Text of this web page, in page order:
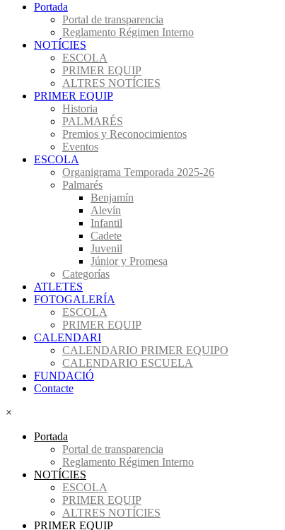
Portada
Portal de transparencia
Reglamento Régimen Interno
NOTÍCIES
ESCOLA
PRIMER EQUIP
ALTRES NOTÍCIES
PRIMER EQUIP
Historia
PALMARÉS
Premios y Reconocimientos
Eventos
ESCOLA
Organigrama Temporada 2025-26
Palmarés
Benjamín
Alevín
Infantil
Cadete
Juvenil
Júnior y Promesa
Categorías
ATLETES
FOTOGALERÍA
ESCOLA
PRIMER EQUIP
CALENDARI
CALENDARIO PRIMER EQUIPO
CALENDARIO ESCUELA
FUNDACIÓ
Contacte
×
Portada
Portal de transparencia
Reglamento Régimen Interno
NOTÍCIES
ESCOLA
PRIMER EQUIP
ALTRES NOTÍCIES
PRIMER EQUIP